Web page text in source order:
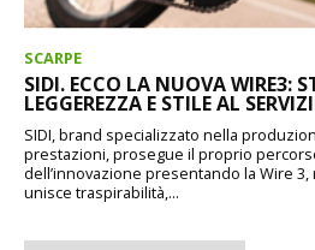
SCARPE
SIDI. ECCO LA NUOVA WIRE3:
LEGGEREZZA E STILE AL
SIDI, brand specializzato nella
prestazioni, prosegue il proprio
dell’innovazione presentando la Wire
unisce traspirabilità,...